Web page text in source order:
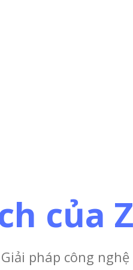
của
Giải pháp công